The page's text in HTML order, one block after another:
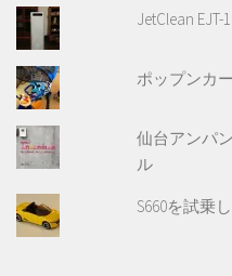
JetClean EJT-
ポップンカ
仙台アンパ
ル
S660を試乗